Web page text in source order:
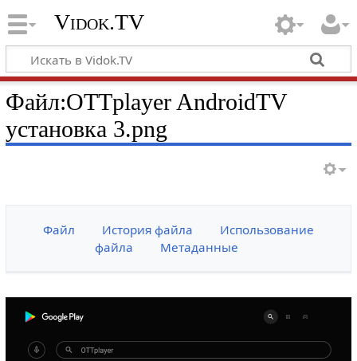
Vidok.TV
Файл:OTTplayer AndroidTV
установка 3.png
Файл История файла
Использование
файла
Метаданные